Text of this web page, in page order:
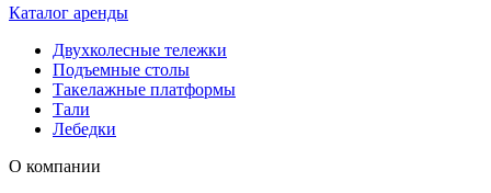
Каталог аренды
Двухколесные тележки
Подъемные столы
Такелажные платформы
Тали
Лебедки
О компании